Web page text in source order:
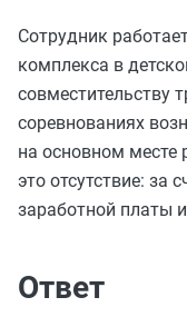
Сотрудник
комплекса в
совместительству
соревнованиях
на основном
это отсутствие: за
заработной платы
Ответ